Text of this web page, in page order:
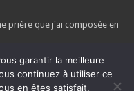
prière que j'ai composée en
garantir la meilleure
continuez à utiliser ce
en êtes satisfait.